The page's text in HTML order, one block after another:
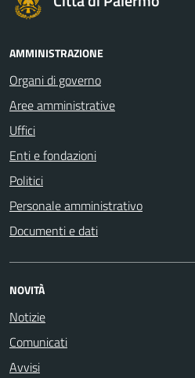
AMMINISTRAZIONE
Organi di governo
Aree amministrative
Uffici
Enti e fondazioni
Politici
Personale amministrativo
Documenti e dati
NOVITÀ
Notizie
Comunicati
Avvisi